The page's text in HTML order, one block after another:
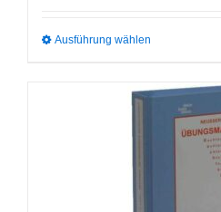
Ausführung wählen
mehrere
Varianten